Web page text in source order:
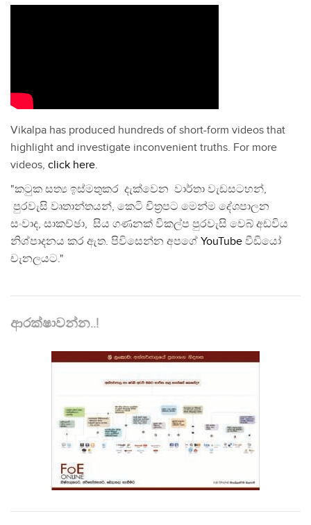
Vikalpa has produced hundreds of short-form videos that
highlight and investigate inconvenient truths. For more
videos, click here.
"කටුක සත්‍ය ඉස්මතුකර දැක්වෙන වාර්තා වැඩසටහන්,
පුරවැසි වෘතාන්තයන්, කෙටි චිත්‍රපට මෙන්ම දේශපාලන
සංවාද, සාකච්ඡා, සිය ගණනක් විකල්ප පුරවැසි වෙබ් අඩවිය
නිශ්පාදනය කර ඇත. පිවිසෙන්න අපගේ YouTube වීඩියෝ
චැනලයට."
ආරක්ෂාවන්න..!